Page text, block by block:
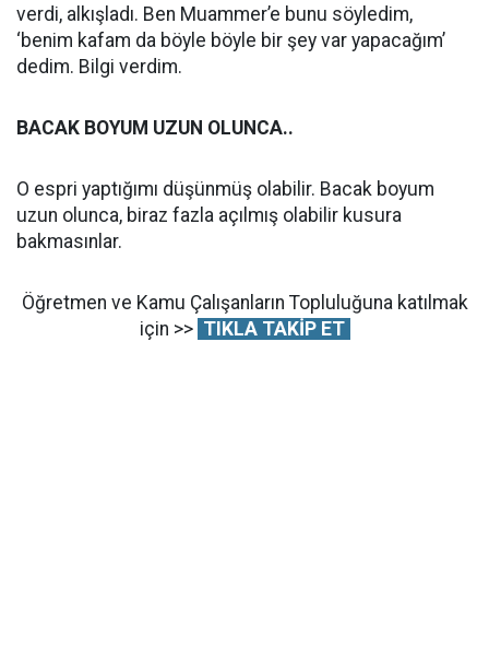
verdi, alkışladı. Ben Muammer’e bunu söyledim,
‘benim kafam da böyle böyle bir şey var yapacağım’
dedim. Bilgi verdim.
BACAK BOYUM UZUN OLUNCA..
O espri yaptığımı düşünmüş olabilir. Bacak boyum
uzun olunca, biraz fazla açılmış olabilir kusura
bakmasınlar.
Öğretmen ve Kamu Çalışanların Topluluğuna katılmak
için >> TIKLA TAKİP ET